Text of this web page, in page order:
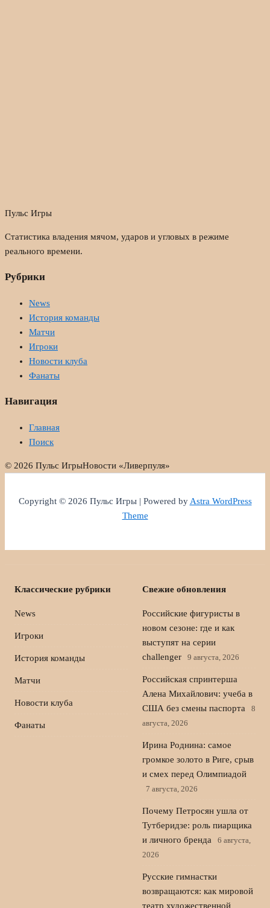
Пульс Игры
Статистика владения мячом, ударов и угловых в режиме
реального времени.
Рубрики
News
История команды
Матчи
Игроки
Новости клуба
Фанаты
Навигация
Главная
Поиск
© 2026 Пульс ИгрыНовости «Ливерпуля»
Copyright © 2026 Пульс Игры | Powered byAstra WordPress
Theme
Классические рубрики
News
Игроки
История команды
Матчи
Новости клуба
Фанаты
Свежие обновления
Российские фигуристы в
новом сезоне: где и как
выступят на серии
challenger
9 августа, 2026
Российская спринтерша
Алена Михайлович: учеба в
США без смены паспорта
8
августа, 2026
Ирина Роднина: самое
громкое золото в Риге, срыв
и смех перед Олимпиадой
7 августа, 2026
Почему Петросян ушла от
Тутберидзе: роль пиарщика
и личного бренда
6 августа,
2026
Русские гимнастки
возвращаются: как мировой
театр художественной